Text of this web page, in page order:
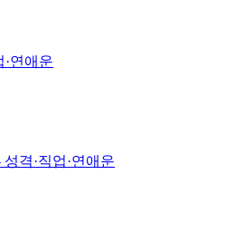
연애운
격·직업·연애운